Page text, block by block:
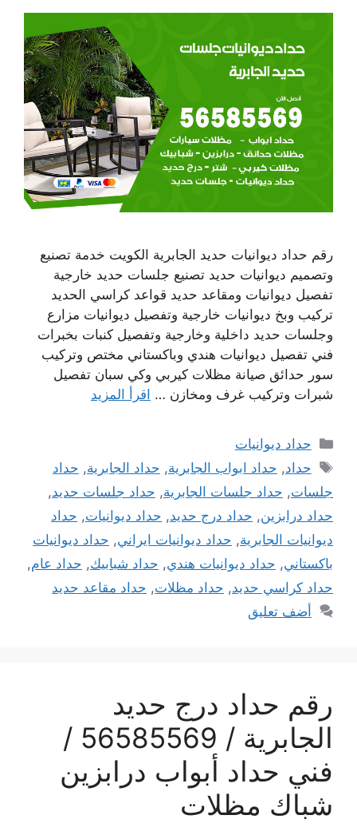
رقم حداد ديوانيات حديد الجابرية الكويت خدمة تصنيع
وتصميم ديوانيات حديد تصنيع جلسات حديد خارجية
تفصيل ديوانيات ومقاعد حديد قواعد كراسي الحديد
تركيب وبخ ديوانيات خارجية وتفصيل ديوانيات مزارع
وجلسات حديد داخلية وخارجية وتفصيل كنبات بخبرات
فني تفصيل ديوانيات هندي وباكستاني مختص وتركيب
سور حدائق صيانة مظلات كيربي وكي سبان تفصيل
شبرات وتركيب غرف ومخازن … اقرأ المزيد
التصنيفات
حداد ديوانيات
الوسوم
حداد, حداد ابواب الجابرية, حداد الجابرية, حداد
جلسات, حداد جلسات الجابرية, حداد جلسات حديد,
حداد درابزين, حداد درج حديد, حداد ديوانيات, حداد
ديوانيات الجابرية, حداد ديوانيات ايراني, حداد ديوانيات
باكستاني, حداد ديوانيات هندي, حداد شبابيك, حداد عام,
حداد كراسي حديد, حداد مظلات, حداد مقاعد حديد
أضف تعليق
رقم حداد درج حديد
الجابرية / 56585569 /
فني حداد أبواب درابزين
شباك مظلات